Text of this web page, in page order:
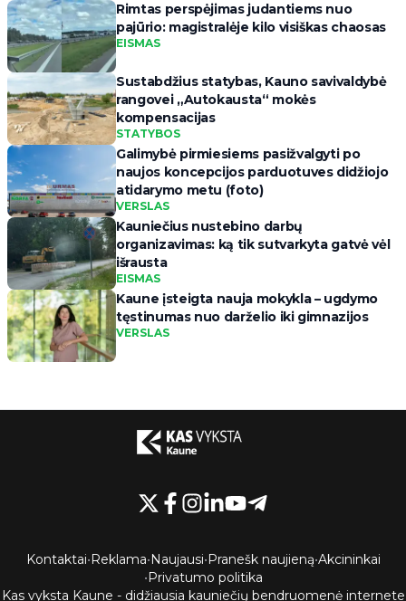
Rimtas perspėjimas judantiems nuo
pajūrio: magistralėje kilo visiškas chaosas
EISMAS
Sustabdžius statybas, Kauno savivaldybė
rangovei „Autokausta“ mokės
kompensacijas
STATYBOS
Galimybė pirmiesiems pasižvalgyti po
naujos koncepcijos parduotuves didžiojo
atidarymo metu (foto)
VERSLAS
Kauniečius nustebino darbų
organizavimas: ką tik sutvarkyta gatvė vėl
išrausta
EISMAS
Kaune įsteigta nauja mokykla – ugdymo
tęstinumas nuo darželio iki gimnazijos
VERSLAS
Kontaktai•Reklama•Naujausi•Pranešk naujieną•Akcininkai
•Privatumo politika
Kas vyksta Kaune - didžiausia kauniečių bendruomenė internete